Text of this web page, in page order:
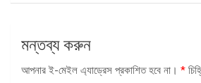
মন্তব্য করুন
আপনার ই-মেইল এ্যাড্রেস প্রকাশিত হবে না। *